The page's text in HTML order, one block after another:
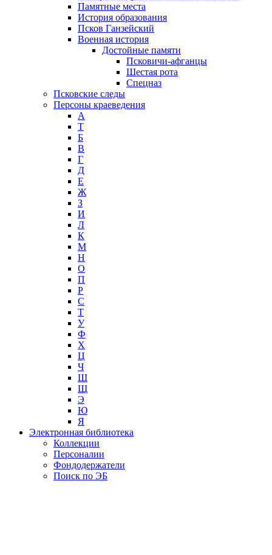
Памятные места
История образования
Псков Ганзейский
Военная история
Достойные памяти
Псковичи-афганцы
Шестая рота
Спецназ
Псковские следы
Персоны краеведения
А
T
Б
В
Г
Д
Е
Ж
З
И
Л
К
М
Н
О
П
Р
С
Т
У
Ф
Х
Ц
Ч
Ш
Щ
Э
Ю
Я
Электронная библиотека
Коллекции
Персоналии
Фондодержатели
Поиск по ЭБ